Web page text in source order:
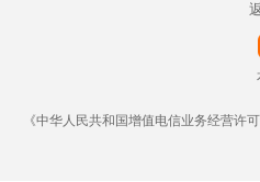
《中华人民共和国增值电信业务经营许